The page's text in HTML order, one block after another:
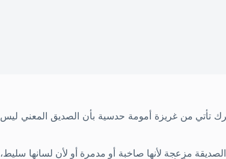
تأتي من غريزة أمومة حدسية بأن الصديق المعني ليس
مزعجة لأنها صاخبة أو مدمرة أو لأن لسانها سليط،